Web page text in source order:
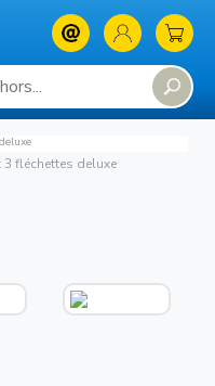
3 fléchettes deluxe